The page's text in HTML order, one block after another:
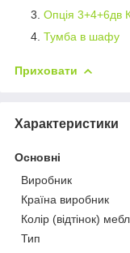
Опція 3+4+6дв
Тумба в шафу
Приховати
Характеристики
Основні
Виробник
Країна виробник
Колір (відтінок)
Тип